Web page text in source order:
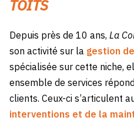
TOITS
Depuis près de 10 ans, La
son activité sur la gestion
spécialisée sur cette niche,
ensemble de services
clients. Ceux-ci s’articulent
interventions et de la